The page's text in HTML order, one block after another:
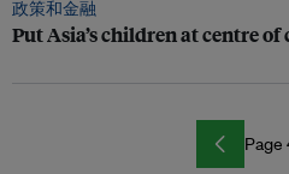
政策和金融
Put Asia’s children at centre
Page